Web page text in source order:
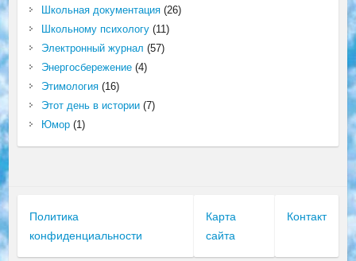
Школьная документация(26)
Школьному психологу(11)
Электронный журнал (57)
Энергосбережение(4)
Этимология(16)
Этот день в истории(7)
Юмор(1)
Политика
конфиденциальности
Карта
сайта
Контакт